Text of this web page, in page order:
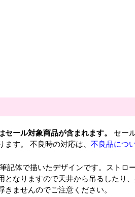
セール対象商品が含まれます。 セー
ます。 不良時の対応は、 不良品につ
筆記体で描いたデザインです。スト
となりますので天井から吊るしたり
きませんのでご注意ください。